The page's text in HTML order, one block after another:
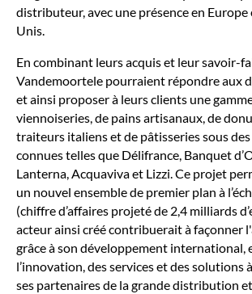
distributeur, avec une présence en Europe
Unis.
En combinant leurs acquis et leur savoir-
Vandemoortele pourraient répondre aux
et ainsi proposer à leurs clients une
viennoiseries, de pains artisanaux, de
traiteurs italiens et de pâtisseries sous
connues telles que Délifrance, Banquet
Lanterna, Acquaviva et Lizzi. Ce projet
un nouvel ensemble de premier plan à
(chiffre d’affaires projeté de 2,4 milliards
acteur ainsi créé contribuerait à façonner
grâce à son développement international,
l’innovation, des services et des solutions
ses partenaires de la grande distribution